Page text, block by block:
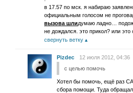
в 17.57 по мск. я набираю
официальным голосом не
вызова шлидумаю ладно…
не дождался. это прикол? или
свернуть ветку
Pizdec
12 июля 2012, 04:36
с целью помочь
Хотел бы помочь, ещё раз
сбора помощи. Туда